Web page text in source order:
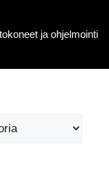
ja ohjelmointi